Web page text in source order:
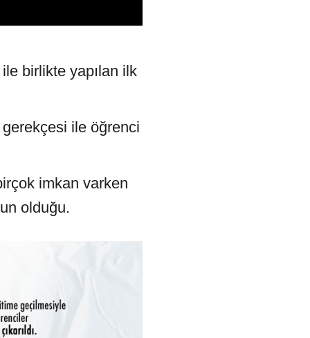
birlikte yapılan ilk
ile öğrenci
imkan varken
olduğu.